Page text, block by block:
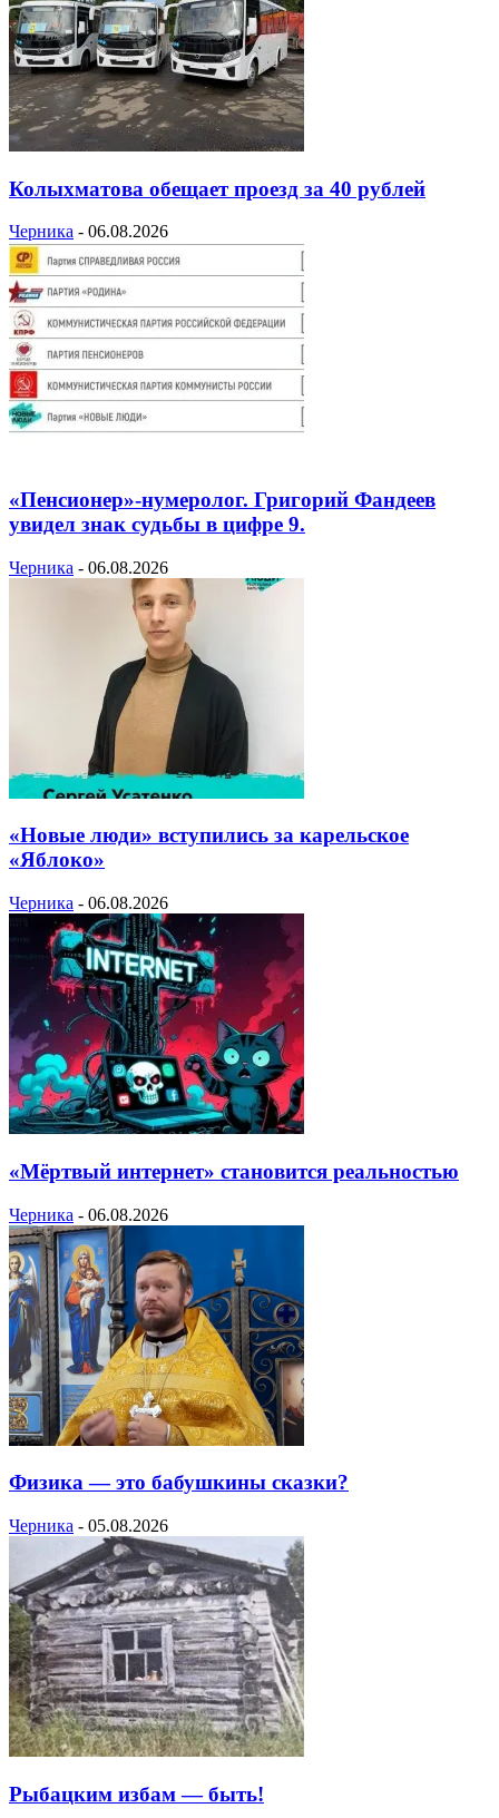
Колыхматова обещает проезд за 40 рублей
Черника - 06.08.2026
«Пенсионер»-нумеролог. Григорий Фандеев
увидел знак судьбы в цифре 9.
Черника - 06.08.2026
«Новые люди» вступились за карельское
«Яблоко»
Черника - 06.08.2026
«Мёртвый интернет» становится реальностью
Черника - 06.08.2026
Физика — это бабушкины сказки?
Черника - 05.08.2026
Рыбацким избам — быть!